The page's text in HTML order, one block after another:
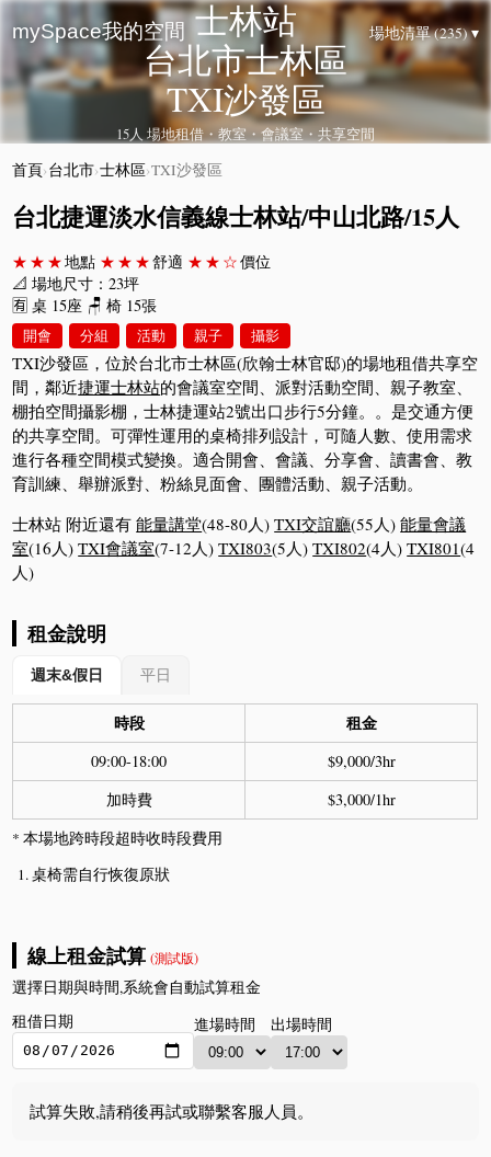
mySpace我的空間 場地清單 (235) ▾
士林站
台北市士林區
TXI沙發區
15人 場地租借・教室・會議室・共享空間
首頁›台北市›士林區›TXI沙發區
台北捷運淡水信義線士林站/中山北路/15人
★★★地點 ★★★舒適 ★★☆價位
📐 場地尺寸：23坪
🈶 桌 15座 🪑 椅 15張
開會 分組 活動 親子 攝影
TXI沙發區，位於台北市士林區(欣翰士林官邸)的場地租借共享空
間，鄰近捷運士林站的會議室空間、派對活動空間、親子教室、
棚拍空間攝影棚，​士林捷運站2號出口步行5分鐘。​。是交通方便
的共享空間。可彈性運用的桌椅排列設計，可隨人數、使用需求
進行各種空間模式變換。適合開會、會議、分享會、讀書會、教
育訓練、舉辦派對、粉絲見面會、團體活動、親子活動。
士林站 附近還有能量講堂(48-80人)TXI交誼廳(55人)能量會議
室(16人)TXI會議室(7-12人)TXI803(5人)TXI802(4人)TXI801(4
人)
租金說明
週末&假日 平日
時段 租金
09:00-18:00
$9,000/3hr
加時費
$3,000/1hr
* 本場地跨時段超時收時段費用
桌椅需自行恢復原狀
線上租金試算(測試版)
選擇日期與時間,系統會自動試算租金
租借日期
進場時間 出場時間
試算失敗,請稍後再試或聯繫客服人員。